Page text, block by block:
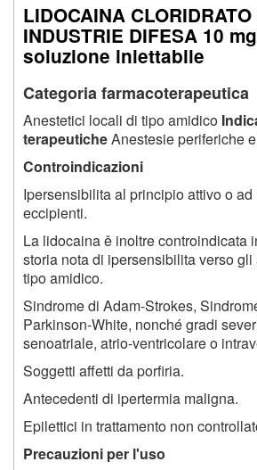
LIDOCAINA
INDUSTRIE DIFESA 10
soluzione iniettabile
Categoria farmacoterapeutica
Anestetici locali di tipo amidico
terapeuticheAnestesie periferiche
Controindicazioni
Ipersensibilita al principio attivo o
eccipienti.
La lidocaina ě inoltre controindicata
storia nota di ipersensibilita verso
tipo amidico.
Sindrome di Adam-Strokes,
Parkinson-White, nonché gradi
senoatriale, atrio-ventricolare o
Soggetti affetti da porfiria.
Antecedenti di ipertermia maligna.
Epilettici in trattamento non
Precauzioni per l'uso